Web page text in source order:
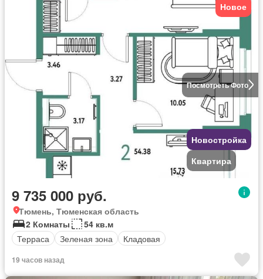
Посмотреть Фото
Новое
Новостройка
Квартира
9 735 000 руб.
Тюмень, Тюменская область
2 Комнаты
54 кв.м
Терраса
Зеленая зона Кладовая
19 часов назад